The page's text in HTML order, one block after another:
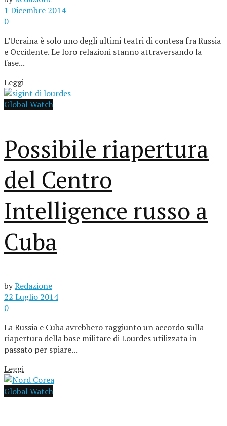
1 Dicembre 2014
0
L’Ucraina è solo uno degli ultimi teatri di contesa fra Russia
e Occidente. Le loro relazioni stanno attraversando la
fase...
Leggi
Global Watch
Possibile riapertura
del Centro
Intelligence russo a
Cuba
byRedazione
22 Luglio 2014
0
La Russia e Cuba avrebbero raggiunto un accordo sulla
riapertura della base militare di Lourdes utilizzata in
passato per spiare...
Leggi
Global Watch